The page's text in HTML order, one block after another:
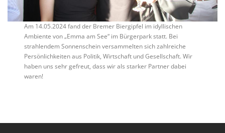
Am 14.05.2024 fand der Bremer Biergipfel im idyllischen
Ambiente von „Emma am See“ im Bürgerpark statt. Bei
strahlendem Sonnenschein versammelten sich zahlreiche
Persönlichkeiten aus Politik, Wirtschaft und Gesellschaft. Wir
haben uns sehr gefreut, dass wir als starker Partner dabei
waren!